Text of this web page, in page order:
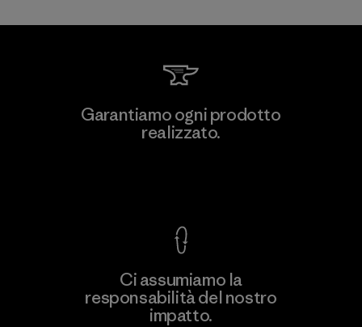
Scopri di più
MAS Arya 2
Garantiamo ogni prodotto
realizzato.
Ci assumiamo la
responsabilità del nostro
impatto.